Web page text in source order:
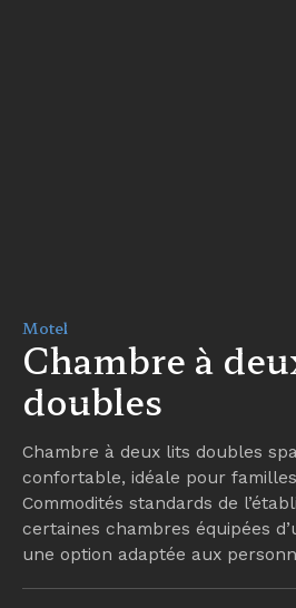
Motel
Chambre à
doubles
Chambre à deux lits doubles
confortable, idéale pour
Commodités standards de
certaines chambres équipées
une option adaptée aux